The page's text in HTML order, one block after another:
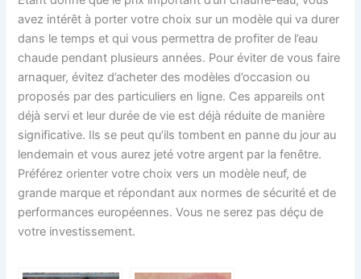
avez intérêt à porter votre choix sur un modèle qui va durer
dans le temps et qui vous permettra de profiter de l’eau
chaude pendant plusieurs années. Pour éviter de vous faire
arnaquer, évitez d’acheter des modèles d’occasion ou
proposés par des particuliers en ligne. Ces appareils ont
déjà servi et leur durée de vie est déjà réduite de manière
significative. Ils se peut qu’ils tombent en panne du jour au
lendemain et vous aurez jeté votre argent par la fenêtre.
Préférez orienter votre choix vers un modèle neuf, de
grande marque et répondant aux normes de sécurité et de
performances européennes. Vous ne serez pas déçu de
votre investissement.